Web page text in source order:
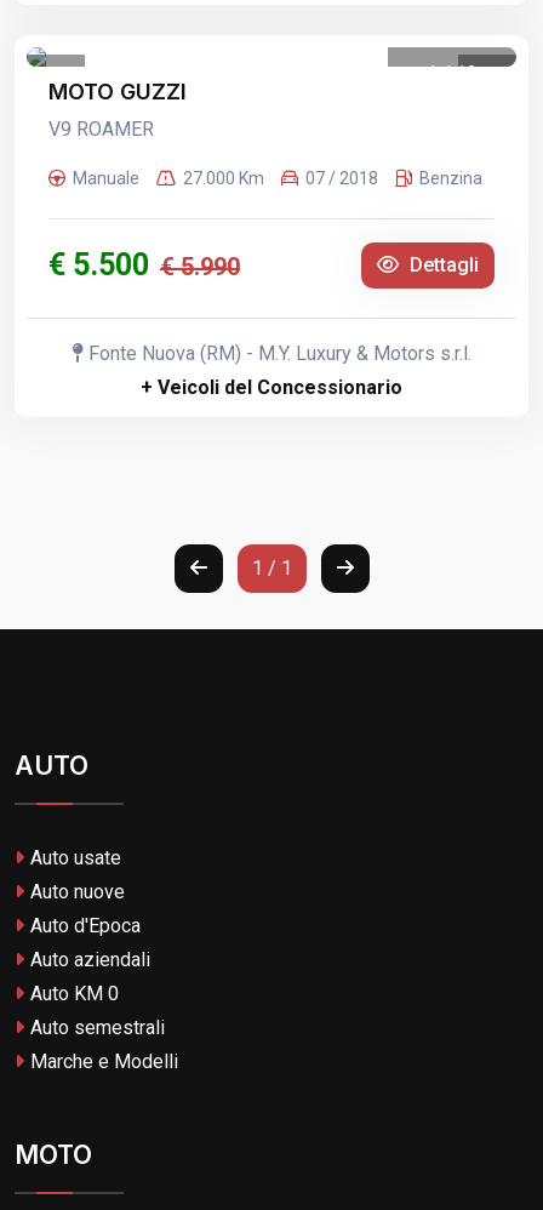
1 /12
MOTO GUZZI
V9 ROAMER
Manuale 27.000 Km 07 / 2018 Benzina
€ 5.500 € 5.990 Dettagli
Fonte Nuova (RM) - M.Y. Luxury & Motors s.r.l.
+ Veicoli del Concessionario
1 / 1
AUTO
Auto usate
Auto nuove
Auto d'Epoca
Auto aziendali
Auto KM 0
Auto semestrali
Marche e Modelli
MOTO